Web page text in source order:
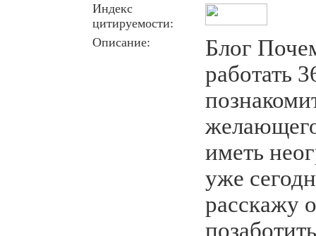
Индекс
цитируемости:
Описание:
Блог
работать
иметь
уже
расскажу